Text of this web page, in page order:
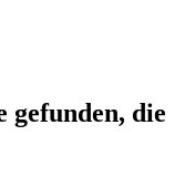
gefunden, die